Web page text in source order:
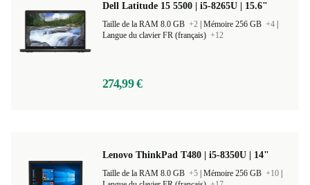
Dell Latitude 15 5500 | i5-8265U | 15.6"
Taille de la RAM 8.0 GB +2 Mémoire 256 GB +4
Langue du clavier FR (français) +12
274,99 €
Lenovo ThinkPad T480 | i5-8350U | 14"
Taille de la RAM 8.0 GB +5 Mémoire 256 GB +10